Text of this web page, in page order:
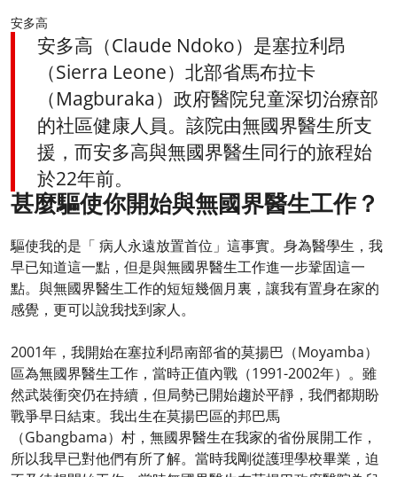
安多高
安多高（Claude Ndoko）是塞拉利昂
（Sierra Leone）北部省馬布拉卡
（Magburaka）政府醫院兒童深切治療部
的社區健康人員。該院由無國界醫生所支
援，而安多高與無國界醫生同行的旅程始
於22年前。
甚麼驅使你開始與無國界醫生工作？
驅使我的是「 病人永遠放置首位」這事實。身為醫學生，我
早已知道這一點，但是與無國界醫生工作進一步鞏固這一
點。與無國界醫生工作的短短幾個月裏，讓我有置身在家的
感覺，更可以說我找到家人。
2001年，我開始在塞拉利昂南部省的莫揚巴（Moyamba）
區為無國界醫生工作，當時正值內戰（1991-2002年）。雖
然武裝衝突仍在持續，但局勢已開始趨於平靜，我們都期盼
戰爭早日結束。我出生在莫揚巴區的邦巴馬
（Gbangbama）村，無國界醫生在我家的省份展開工作，
所以我早已對他們有所了解。當時我剛從護理學校畢業，迫